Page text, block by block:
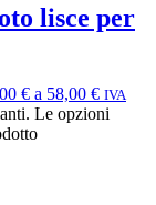
lisce per
€ a 58,00 € IVA
Le opzioni